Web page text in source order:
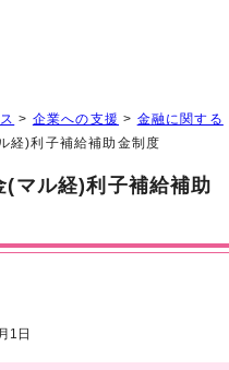
> 企業への支援 > 金融に関する
経)利子補給補助金制度
マル経)利子補給補助
1日